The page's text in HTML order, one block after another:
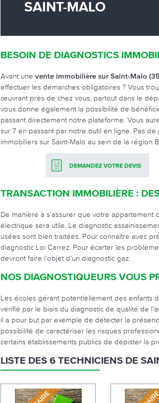
SAINT-MALO
BESOIN DE DIAGNOSTICS
Avant une vente immobilière sur Saint-Malo
effectuer les démarches obligatoires ? Vous
œuvrant près de chez vous, partout dans le
vous donne également la possibilité de
passant directement notre plateforme. Vous
sur 7 en passant par notre outil en ligne. Pas
immobiliers sur Saint-Malo au sein de la région
DEMANDEZ VOTRE DEVIS
TRANSACTION IMMOBILIÈRE :
De manière à s’assurer que votre
électrique sera utile. Le diagnostic
usées sont bien traitées. Pour connaître avec
diagnostic Loi Carrez. Pour écarter les
devront faire l’objet d’un diagnostic gaz.
NOS DIAGNOSTIQUEURS VOUS
Les écoles gérant potentiellement des enfants
vérifié par le biais du diagnostic de qualité de
il a pour but par exemple de détecter la
possibilité de caractériser les risques
certains établissements publics de dépister la
LISTE DES 6 TECHNICIENS DE